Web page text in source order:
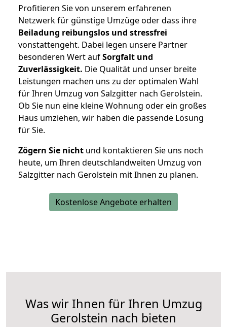
Profitieren Sie von unserem erfahrenen
Netzwerk für günstige Umzüge oder dass ihre
Beiladung reibungslos und stressfrei
vonstattengeht. Dabei legen unsere Partner
besonderen Wert aufSorgfalt und
Zuverlässigkeit. Die Qualität und unser breite
Leistungen machen uns zu der optimalen Wahl
für Ihren Umzug von Salzgitter nach Gerolstein.
Ob Sie nun eine kleine Wohnung oder ein großes
Haus umziehen, wir haben die passende Lösung
für Sie.
Zögern Sie nicht und kontaktieren Sie uns noch
heute, um Ihren deutschlandweiten Umzug von
Salzgitter nach Gerolstein mit Ihnen zu planen.
Kostenlose Angebote erhalten
Was wir Ihnen für Ihren Umzug
Gerolstein nach bieten